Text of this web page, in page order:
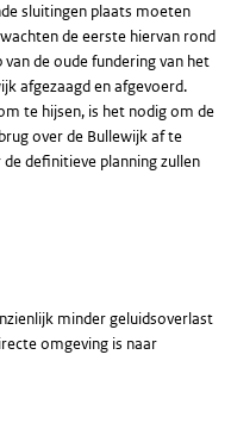
sluitingen plaats moeten
de eerste hiervan rond
de oude fundering van het
afgezaagd en afgevoerd.
te hijsen, is het nodig om de
over de Bullewijk af te
definitieve planning zullen
minder geluidsoverlast
omgeving is naar